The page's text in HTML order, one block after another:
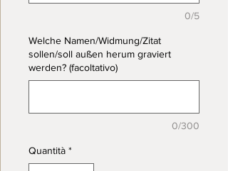
0/5
Welche Namen/Widmung/Zitat
sollen/soll außen herum graviert
werden? (facoltativo)
0/300
Quantità *